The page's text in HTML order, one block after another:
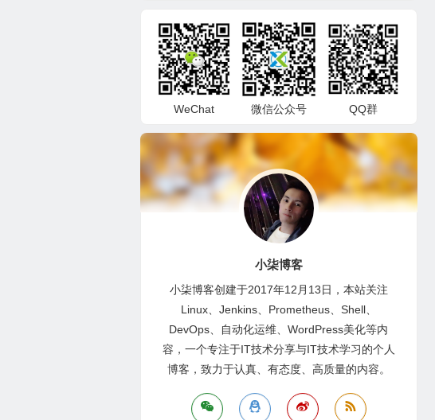
WeChat 微信公众号 QQ群
小柒博客
小柒博客创建于2017年12月13日，本站关注
Linux、Jenkins、Prometheus、Shell、
DevOps、自动化运维、WordPress美化等内
容，一个专注于IT技术分享与IT技术学习的个人
博客，致力于认真、有态度、高质量的内容。